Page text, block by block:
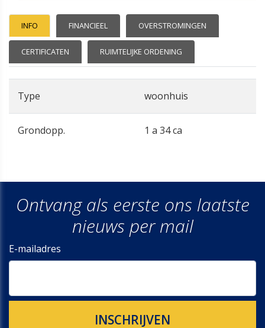
INFO FINANCIEEL OVERSTROMINGEN
CERTIFICATEN RUIMTELIJKE ORDENING
Type woonhuis
Grondopp. 1 a 34 ca
Ontvang als eerste ons laatste
nieuws per mail
E-mailadres